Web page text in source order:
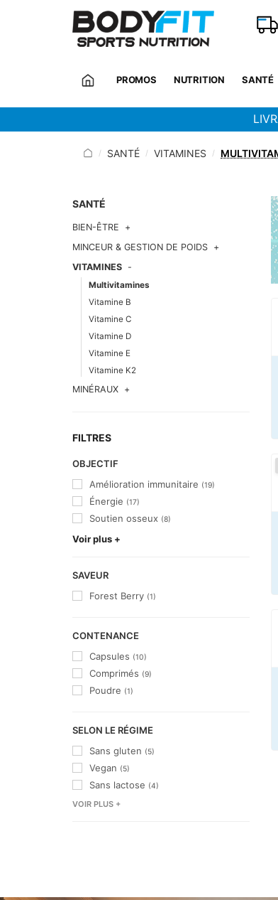
Panneau de gestion des cookies
PROMOS NUTRITION SANTÉ
/ SANTÉ / VITAMINES /
SANTÉ
BIEN-ÊTRE
MINCEUR & GESTION DE POIDS
VITAMINES
Multivitamines
Vitamine B
Vitamine C
Vitamine D
Vitamine E
Vitamine K2
MINÉRAUX
FILTRES
OBJECTIF
Amélioration immunitaire (19)
Énergie (17)
Soutien osseux (8)
Voir plus +
SAVEUR
Forest Berry (1)
CONTENANCE
Capsules (10)
Comprimés (9)
Poudre (1)
SELON LE RÉGIME
Sans gluten (5)
Vegan (5)
Sans lactose (4)
VOIR PLUS +